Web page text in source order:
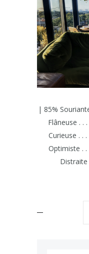
| 85%
Flâneuse . .
Curieuse . . .
Optimiste . .
Distraite